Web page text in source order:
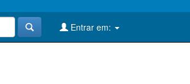
Entrar em: